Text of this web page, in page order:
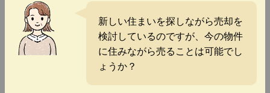
新しい住まいを探しながら売却を
検討しているのですが、今の物件
に住みながら売ることは可能でし
ょうか？